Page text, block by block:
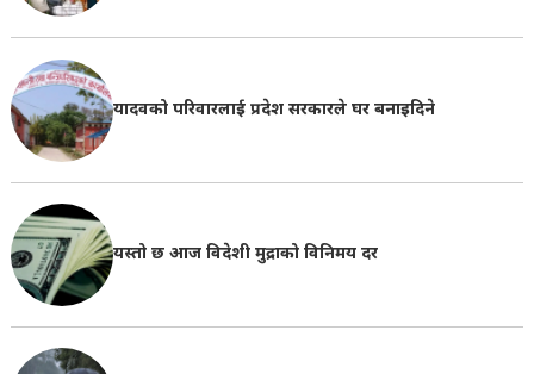
यादवको परिवारलाई प्रदेश सरकारले घर बनाइदिने
यस्तो छ आज विदेशी मुद्राको विनिमय दर